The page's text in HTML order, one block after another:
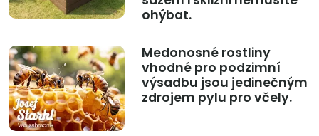
ohýbat.
Medonosné rostliny
vhodné pro podzimní
výsadbu jsou jedinečným
zdrojem pylu pro včely.